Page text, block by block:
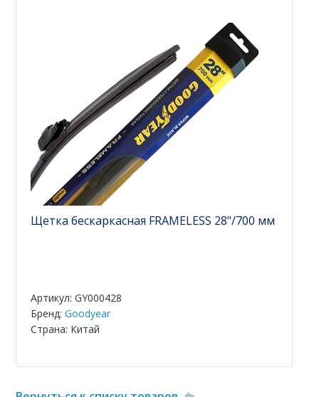
Щетка бескаркасная FRAMELESS 28"/700 мм
Артикул: GY000428
Бренд:Goodyear
Страна: Китай